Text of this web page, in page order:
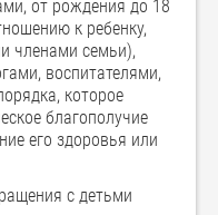
от рождения до 18
к ребенку,
членами семьи),
воспитателями,
которое
благополучие
его здоровья или
с детьми